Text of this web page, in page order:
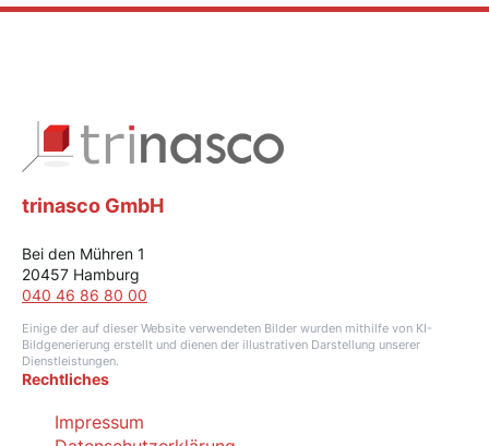
trinasco GmbH
Bei den Mühren 1
20457 Hamburg
040 46 86 80 00
Einige der auf dieser Website verwendeten Bilder wurden mithilfe von KI-
Bildgenerierung erstellt und dienen der illustrativen Darstellung unserer
Dienstleistungen.
Rechtliches
Impressum